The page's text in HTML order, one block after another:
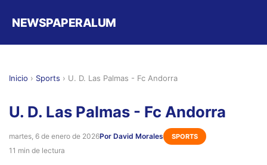
NEWSPAPERALUM
Inicio › Sports › U. D. Las Palmas - Fc Andorra
U. D. Las Palmas - Fc Andorra
martes, 6 de enero de 2026Por David Morales SPORTS
11 min de lectura